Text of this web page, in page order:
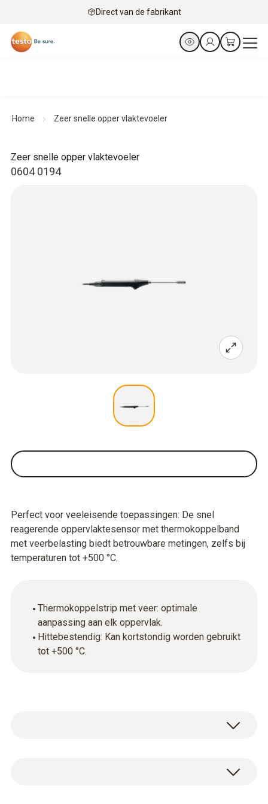
Direct van de fabrikant
Home Zeer snelle opper vlaktevoeler
0604 0194
Zeer snelle opper vlaktevoeler
Perfect voor veeleisende toepassingen: De snel
reagerende oppervlaktesensor met thermokoppelband
met veerbelasting biedt betrouwbare metingen, zelfs bij
temperaturen tot +500 °C.
Thermokoppelstrip met veer: optimale
aanpassing aan elk oppervlak.
Hittebestendig: Kan kortstondig worden gebruikt
tot +500 °C.